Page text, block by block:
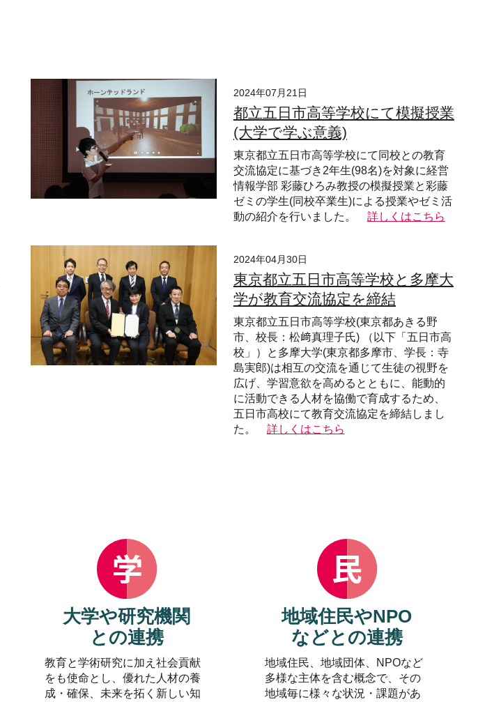
2024年07月21日
都立五日市高等学校にて模擬授業
(大学で学ぶ意義)
東京都立五日市高等学校にて同校との教育
交流協定に基づき2年生(98名)を対象に経営
情報学部 彩藤ひろみ教授の模擬授業と彩藤
ゼミの学生(同校卒業生)による授業やゼミ活
動の紹介を行いました。
詳しくはこちら
2024年04月30日
東京都立五日市高等学校と多摩大
学が教育交流協定を締結
東京都立五日市高等学校(東京都あきる野
市、校長：松﨑真理子氏) （以下「五日市高
校」）と多摩大学(東京都多摩市、学長：寺
島実郎)は相互の交流を通じて生徒の視野を
広げ、学習意欲を高めるとともに、能動的
に活動できる人材を協働で育成するため、
五日市高校にて教育交流協定を締結しまし
た。
詳しくはこちら
大学や研究機関
との連携
教育と学術研究に加え社会貢献
をも使命とし、優れた人材の養
成・確保、未来を拓く新しい知
地域住民やNPO
などとの連携
地域住民、地域団体、NPOなど
多様な主体を含む概念で、その
地域毎に様々な状況・課題があ